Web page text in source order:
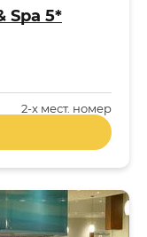
Spa 5*
2-x мест. номер